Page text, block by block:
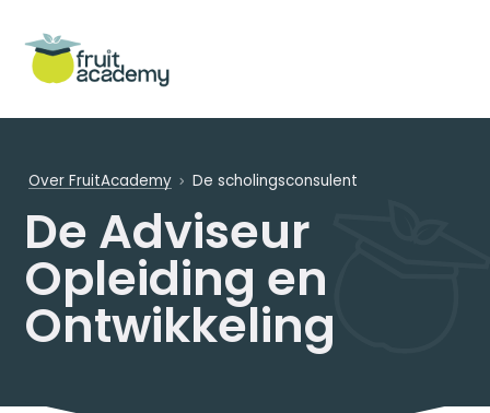
Over FruitAcademy De scholingsconsulent
De Adviseur
Opleiding en
Ontwikkeling